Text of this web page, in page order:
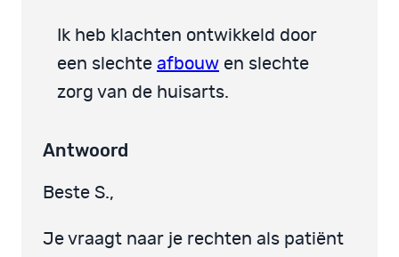
Ik heb klachten ontwikkeld door
een slechte afbouw en slechte
zorg van de huisarts.
Antwoord
Beste S.,
Je vraagt naar je rechten als patiënt